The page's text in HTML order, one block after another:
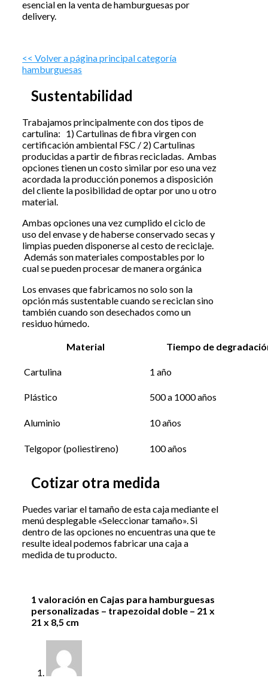
esencial en la venta de hamburguesas por
delivery.
<< Volver a página principal categoría
hamburguesas
Sustentabilidad
Trabajamos principalmente con dos tipos de
cartulina: 1) Cartulinas de fibra virgen con
certificación ambiental FSC / 2) Cartulinas
producidas a partir de fibras recicladas. Ambas
opciones tienen un costo similar por eso una vez
acordada la producción ponemos a disposición
del cliente la posibilidad de optar por uno u otro
material.
Ambas opciones una vez cumplido el ciclo de
uso del envase y de haberse conservado secas y
limpias pueden disponerse al cesto de reciclaje.
Además son materiales compostables por lo
cual se pueden procesar de manera orgánica
Los envases que fabricamos no solo son la
opción más sustentable cuando se reciclan sino
también cuando son desechados como un
residuo húmedo.
Material Tiempo de
Cartulina 1 año
Plástico 500 a 1000 años
Aluminio 10 años
Telgopor (poliestireno) 100 años
Cotizar otra medida
Puedes variar el tamaño de esta caja mediante el
menú desplegable «Seleccionar tamaño». Si
dentro de las opciones no encuentras una que te
resulte ideal podemos fabricar una caja a
medida de tu producto.
1 valoración en Cajas para hamburguesas
personalizadas – trapezoidal doble – 21 x
21 x 8,5 cm